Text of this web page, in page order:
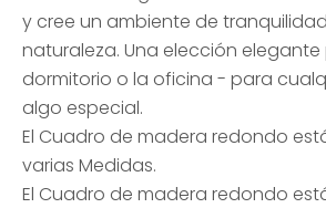
y cree un ambiente de
naturaleza. Una elección elegante
dormitorio o la oficina - para
algo especial.
El Cuadro de madera redondo
varias Medidas.
El Cuadro de madera redondo